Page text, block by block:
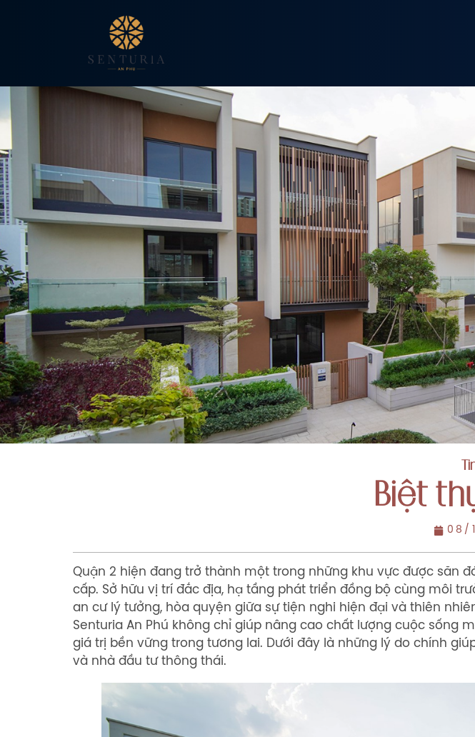
Biệt
08/
Quận 2 hiện đang trở thành một trong những khu vực được săn
cấp. Sở hữu vị trí đắc địa, hạ tầng phát triển đồng bộ cùng môi
an cư lý tưởng, hòa quyện giữa sự tiện nghi hiện đại và thiên
Senturia An Phú không chỉ giúp nâng cao chất lượng cuộc sống
giá trị bền vững trong tương lai. Dưới đây là những lý do chính
và nhà đầu tư thông thái.